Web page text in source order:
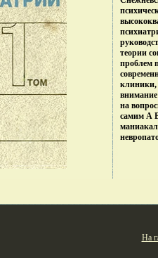
теории
проблем
клиники,
внимание
на
самим А
На